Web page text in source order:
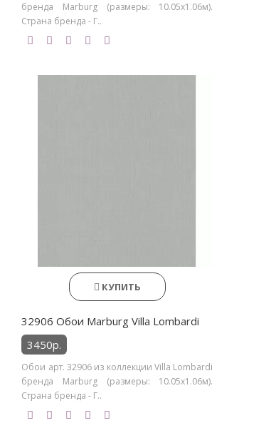
бренда Marburg (размеры: 10.05х1.06м).
Страна бренда - Г..
КУПИТЬ
32906 Обои Marburg Villa Lombardi
3450р.
Обои арт. 32906 из коллекции Villa Lombardi
бренда Marburg (размеры: 10.05х1.06м).
Страна бренда - Г..